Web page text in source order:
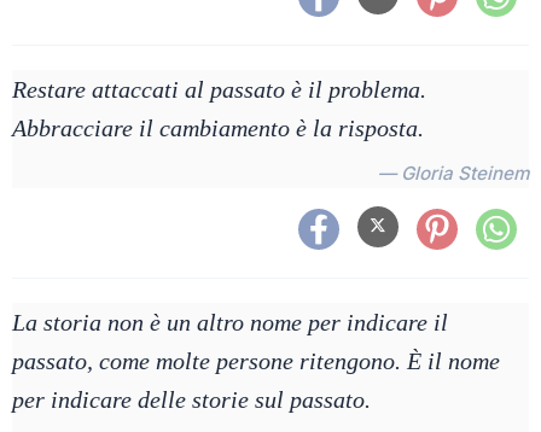
Restare attaccati al passato è il problema.
Abbracciare il cambiamento è la risposta.
— Gloria Steinem
La storia non è un altro nome per indicare il
passato, come molte persone ritengono. È il nome
per indicare delle storie sul passato.